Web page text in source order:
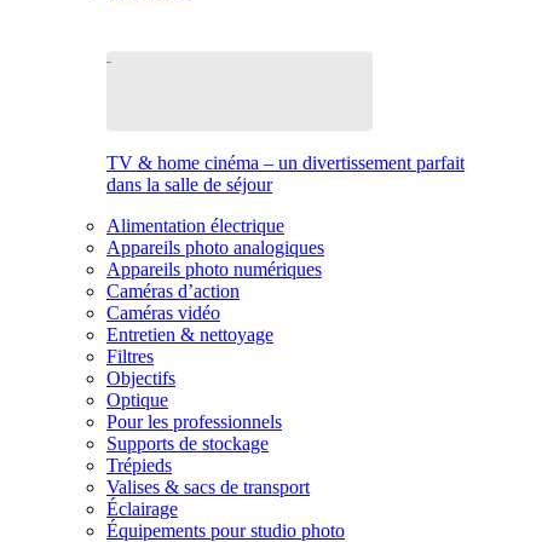
TV & home cinéma – un divertissement parfait
dans la salle de séjour
Alimentation électrique
Appareils photo analogiques
Appareils photo numériques
Caméras d’action
Caméras vidéo
Entretien & nettoyage
Filtres
Objectifs
Optique
Pour les professionnels
Supports de stockage
Trépieds
Valises & sacs de transport
Éclairage
Équipements pour studio photo